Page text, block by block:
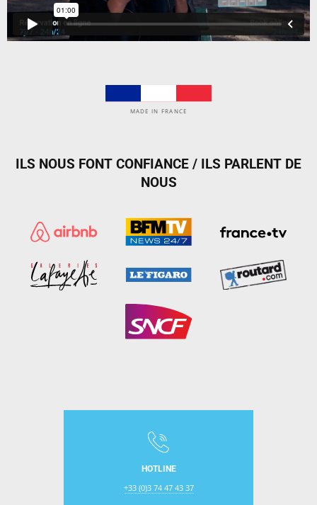
MADE IN FRANCE
ILS NOUS FONT CONFIANCE / ILS PARLENT DE
NOUS
HOTLINE
+33 (0)3 74 47 43 37